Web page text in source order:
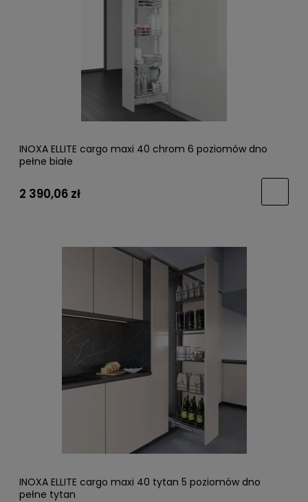
INOXA ELLITE cargo maxi 40 chrom 6 poziomów dno
pełne białe
2 390,06 zł
INOXA ELLITE cargo maxi 40 tytan 5 poziomów dno
pełne tytan